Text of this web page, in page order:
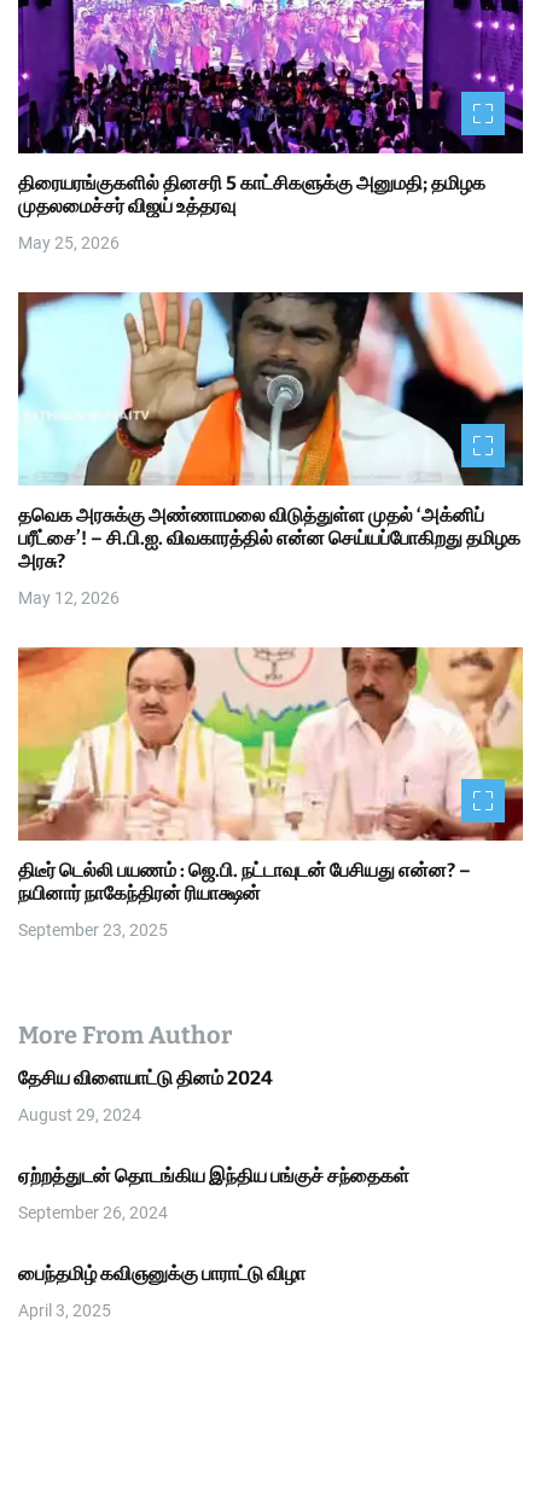
திரையரங்குகளில் தினசரி 5 காட்சிகளுக்கு அனுமதி; தமிழக
முதலமைச்சர் விஜய் உத்தரவு
May 25, 2026
தவெக அரசுக்கு அண்ணாமலை விடுத்துள்ள முதல் ‘அக்னிப்
பரீட்சை’! – சி.பி.ஐ. விவகாரத்தில் என்ன செய்யப்போகிறது தமிழக
அரசு?
May 12, 2026
திடீர் டெல்லி பயணம் : ஜெ.பி. நட்டாவுடன் பேசியது என்ன? –
நயினார் நாகேந்திரன் ரியாக்ஷன்
September 23, 2025
More From Author
தேசிய விளையாட்டு தினம் 2024
August 29, 2024
ஏற்றத்துடன் தொடங்கிய இந்திய பங்குச் சந்தைகள்
September 26, 2024
பைந்தமிழ் கவிஞனுக்கு பாராட்டு விழா
April 3, 2025